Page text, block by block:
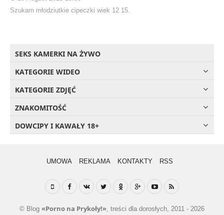
Szukam młodziutkie cipeczki wiek 12 15.
SEKS KAMERKI NA ŻYWO
KATEGORIE WIDEO
KATEGORIE ZDJĘĆ
ZNAKOMITOŚĆ
DOWCIPY I KAWAŁY 18+
UMOWA REKLAMA KONTAKTY RSS
© Blog «Porno na Prykoły!» , treści dla dorosłych, 2011 - 2026